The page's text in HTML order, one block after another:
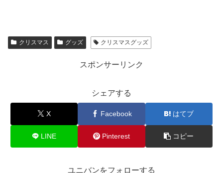
クリスマス グッズ クリスマスグッズ
スポンサーリンク
シェアする
X Facebook はてブ
LINE Pinterest コピー
ユニバンをフォローする